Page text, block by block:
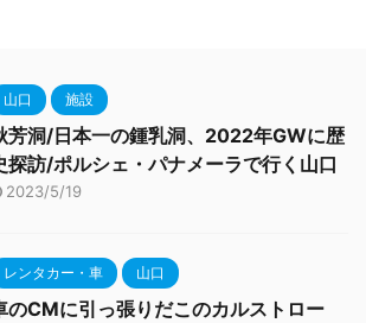
山口 施設
芳洞/日本一の鍾乳洞、2022年GWに歴
探訪/ポルシェ・パナメーラで行く山口
2023/5/19
レンタカー・車 山口
のCMに引っ張りだこのカルストロー